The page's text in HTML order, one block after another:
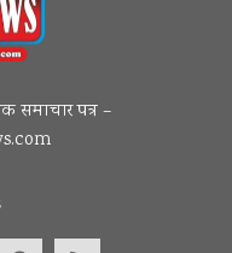
समाचार पत्र –